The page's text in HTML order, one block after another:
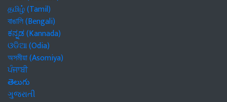
தமிழ் (Tamil)
বাঙালি (Bengali)
ಕನ್ನಡ (Kannada)
ଓଡିଆ (Odia)
অসমীয়া (Asomiya)
ਪੰਜਾਬੀ
తెలుగు
ગુજરાતી